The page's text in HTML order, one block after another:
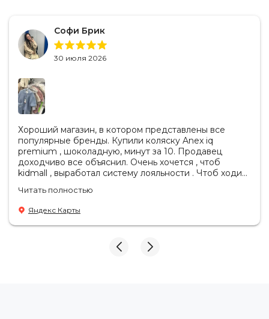
Софи Брик
30 июля 2026
Хороший магазин, в котором представлены все
популярные бренды. Купили коляску Anex iq
premium , шоколадную, минут за 10. Продавец
доходчиво все объяснил. Очень хочется , чтоб
kidmall , выработал систему лояльности . Чтоб ходить
Читать полностью
Яндекс Карты